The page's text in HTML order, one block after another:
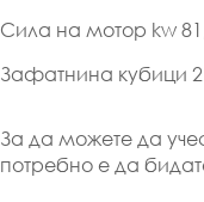
Сила на мотор kw
Зафатнина кубици
За да можете да
потребно е да